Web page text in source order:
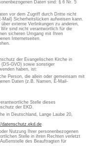
Daten sind: § 6 Nr. 5
vor dem Zugriff durch Dritte nicht
Sicherheitslücken aufweisen kann.
externe Verlinkungen zu anderen,
sind nicht verantwortlich für die
sicheren Umgang mit Ihren
Internetseiten.
der Evangelischen Kirche in
GVO) sowie sonstiger
haben, ist:
Person, die allein oder gemeinsam mit
Daten (z.B. Namen, E-Mail-
Stelle dieses
der EKD.
in Deutschland, Lange Laube 20,
datenschutz.ekd.de
Nutzung Ihrer personenbezogenen
Stelle in ihren Rechten verletzt
des Beauftragten für